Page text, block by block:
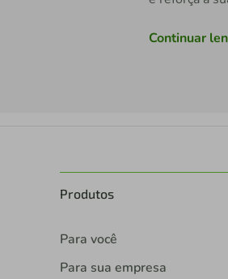
Continuar
Produtos
Para você
Para sua empresa